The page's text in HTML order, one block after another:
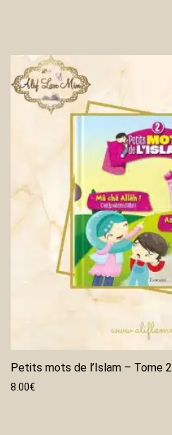
Petits mots de l’Islam – Tome 2
8.00€